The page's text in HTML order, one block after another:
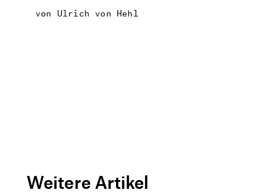
von Ulrich von Hehl
Weitere Artikel